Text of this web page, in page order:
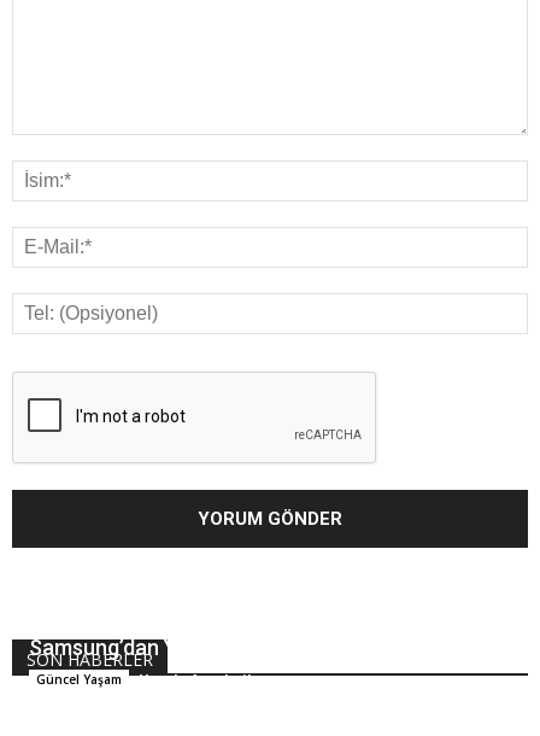
SON HABERLER
Samsung’dan Yeni Galaxy A6 ve A6+
Güncel Yaşam Hande Arpalıgil